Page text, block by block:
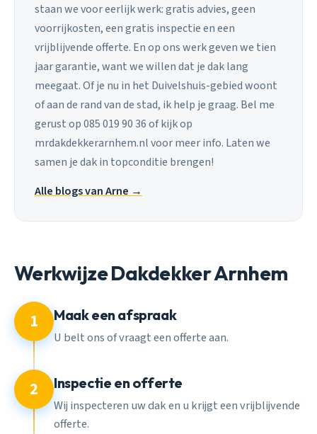
staan we voor eerlijk werk: gratis advies, geen
voorrijkosten, een gratis inspectie en een
vrijblijvende offerte. En op ons werk geven we tien
jaar garantie, want we willen dat je dak lang
meegaat. Of je nu in het Duivelshuis-gebied woont
of aan de rand van de stad, ik help je graag. Bel me
gerust op 085 019 90 36 of kijk op
mrdakdekkerarnhem.nl voor meer info. Laten we
samen je dak in topconditie brengen!
Alle blogs van Arne →
Werkwijze Dakdekker Arnhem
1 Maak een afspraak
U belt ons of vraagt een offerte aan.
2 Inspectie en offerte
Wij inspecteren uw dak en u krijgt een vrijblijvende
offerte.